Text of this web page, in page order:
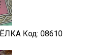
Код: 08610